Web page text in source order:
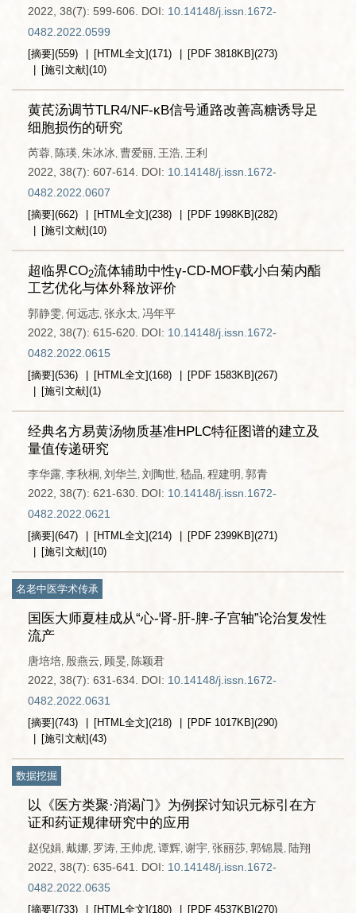
2022, 38(7): 599-606.
DOI: 10.14148/j.issn.1672-
0482.2022.0599
[摘要](559) [HTML全文](171) [PDF 3818KB](273)
[施引文献](10)
黄芪汤调节TLR4/NF-κB信号通路改善高糖诱导足
细胞损伤的研究
芮蓉, 陈瑛, 朱冰冰, 曹爱丽, 王浩, 王利
2022, 38(7): 607-614. DOI: 10.14148/j.issn.1672-
0482.2022.0607
[摘要](662) [HTML全文](238) [PDF 1998KB](282)
[施引文献](10)
超临界CO2流体辅助中性γ-CD-MOF载小白菊内酯
工艺优化与体外释放评价
郭静雯, 何远志, 张永太, 冯年平
2022, 38(7): 615-620. DOI: 10.14148/j.issn.1672-
0482.2022.0615
[摘要](536) [HTML全文](168) [PDF 1583KB](267)
[施引文献](1)
经典名方易黄汤物质基准HPLC特征图谱的建立及
量值传递研究
李华露, 李秋桐, 刘华兰, 刘陶世, 嵇晶, 程建明 , 郭青
2022, 38(7): 621-630. DOI: 10.14148/j.issn.1672-
0482.2022.0621
[摘要](647) [HTML全文](214) [PDF 2399KB](271)
[施引文献](10)
名老中医学术传承
国医大师夏桂成从“心-肾-肝-脾-子宫轴”论治复发性
流产
唐培培, 殷燕云, 顾旻, 陈颖君
2022, 38(7): 631-634. DOI: 10.14148/j.issn.1672-
0482.2022.0631
[摘要](743) [HTML全文](218) [PDF 1017KB](290)
[施引文献](43)
数据挖掘
以《医方类聚·消渴门》为例探讨知识元标引在方
证和药证规律研究中的应用
赵倪娟, 戴娜, 罗涛, 王帅虎, 谭辉, 谢宇, 张丽莎, 郭锦晨, 陆翔
2022, 38(7): 635-641.
DOI: 10.14148/j.issn.1672-
0482.2022.0635
[摘要](733) [HTML全文](180) [PDF 4537KB](270)